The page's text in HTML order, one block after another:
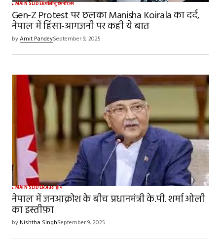
MAIN SLIDERबॉलीवुडमनोरंजन
Gen-Z Protest पर छलका Manisha Koirala का दर्द,
नेपाल में हिंसा-आगजनी पर कही ये बात
byAmit PandeySeptember 9, 2025
MAIN SLIDERअंतर्राष्ट्रीय
नेपाल में जनआक्रोश के बीच प्रधानमंत्री के.पी. शर्मा ओली
का इस्तीफ़ा
by Nishtha SinghSeptember 9, 2025